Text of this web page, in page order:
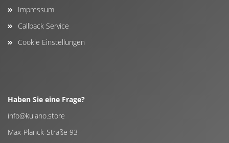
Impressum
Callback Service
Cookie Einstellungen
Haben Sie eine Frage?
info@kulano.store
Max-Planck-Straße 93